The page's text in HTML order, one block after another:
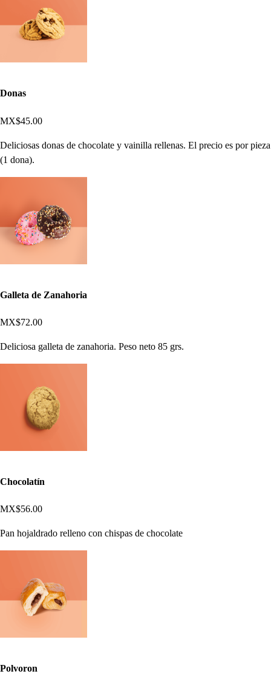
Donas
MX$45.00
Deliciosas donas de chocolate y vainilla rellenas. El precio es por pieza
(1 dona).
Galleta de Zanahoria
MX$72.00
Deliciosa galleta de zanahoria. Peso neto 85 grs.
Chocolatín
MX$56.00
Pan hojaldrado relleno con chispas de chocolate
Polvoron